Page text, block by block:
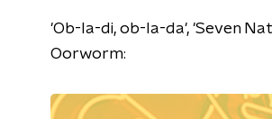
'Ob-la-di, ob-la-da', 'Seven
Oorworm: